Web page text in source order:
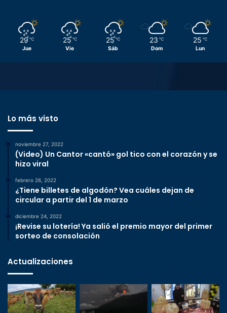
29 ℃
Jue
25 ℃
Vie
25 ℃
Sáb
23 ℃
Dom
25 ℃
Lun
Lo más visto
noviembre 27, 2022
(Video) Un Cantor «cantó» gol tico con el corazón y se
hizo viral
febrero 26, 2022
¿Tiene billetes de algodón? Vea cuáles dejan de
circular a partir del 1 de marzo
diciembre 24, 2022
¡Revise su lotería! Ya salió el premio mayor del primer
sorteo de consolación
Actualizaciones